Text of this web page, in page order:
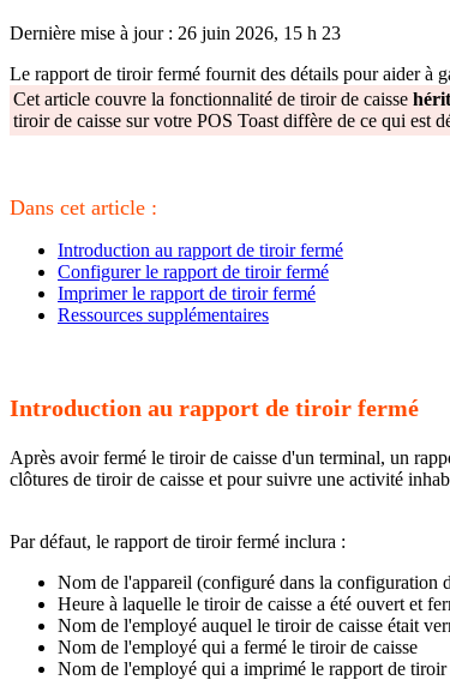
Dernière mise à jour : 26 juin 2026, 15 h 23
Le rapport de tiroir fermé fournit des détails pour aider à
Cet article couvre la fonctionnalité de tiroir de caisse
tiroir de caisse sur votre POS Toast diffère de ce qui est
Dans cet article :
Introduction au rapport de tiroir fermé
Configurer le rapport de tiroir fermé
Imprimer le rapport de tiroir fermé
Ressources supplémentaires
Introduction au rapport de tiroir fermé
Après avoir fermé le tiroir de caisse d'un terminal, un
clôtures de tiroir de caisse et pour suivre une activité
Par défaut, le rapport de tiroir fermé inclura :
Nom de l'appareil (configuré dans la configuration
Heure à laquelle le tiroir de caisse a été ouvert et
Nom de l'employé auquel le tiroir de caisse était
Nom de l'employé qui a fermé le tiroir de caisse
Nom de l'employé qui a imprimé le rapport de tiroir